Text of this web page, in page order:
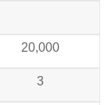
20,000
3